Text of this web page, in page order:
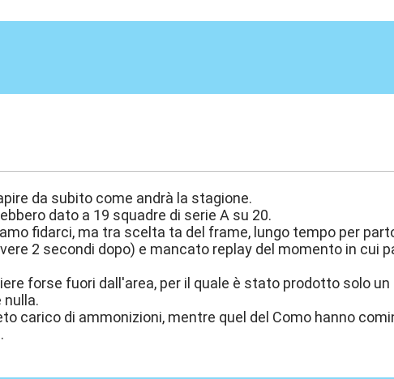
da subito come andrà la stagione.
dato a 19 squadre di serie A su 20.
fidarci, ma tra scelta ta del frame, lungo tempo per
2 secondi dopo) e mancato replay del momento in cui
forse fuori dall'area, per il quale è stato prodotto solo
carico di ammonizioni, mentre quel del Como hanno